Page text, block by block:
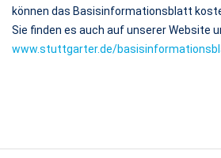
können das Basisinformationsblatt
Sie finden es auch auf unserer Website
www.stuttgarter.de/